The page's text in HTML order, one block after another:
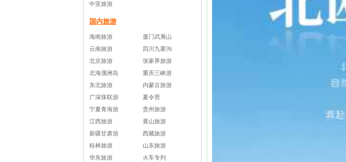
中亚旅游
国内旅游
海南旅游
厦门武夷山
云南旅游
四川九寨沟
北京旅游
张家界旅游
北海涠洲岛
重庆三峡游
东北旅游
内蒙古旅游
广深珠联游
夏令营
宁夏青海游
贵州旅游
江西旅游
黄山旅游
新疆甘肃游
西藏旅游
桂林旅游
山东旅游
华东旅游
火车专列